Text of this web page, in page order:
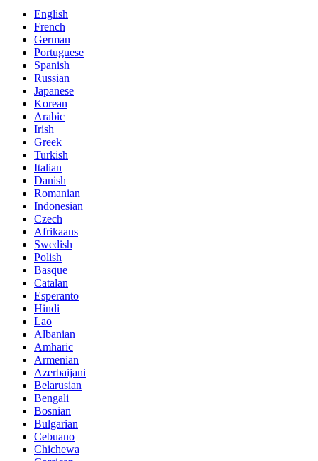
English
French
German
Portuguese
Spanish
Russian
Japanese
Korean
Arabic
Irish
Greek
Turkish
Italian
Danish
Romanian
Indonesian
Czech
Afrikaans
Swedish
Polish
Basque
Catalan
Esperanto
Hindi
Lao
Albanian
Amharic
Armenian
Azerbaijani
Belarusian
Bengali
Bosnian
Bulgarian
Cebuano
Chichewa